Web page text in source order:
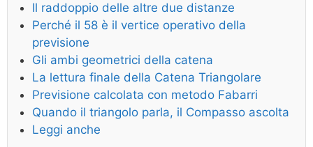
Il raddoppio delle altre due distanze
Perché il 58 è il vertice operativo della
previsione
Gli ambi geometrici della catena
La lettura finale della Catena Triangolare
Previsione calcolata con metodo Fabarri
Quando il triangolo parla, il Compasso ascolta
Leggi anche